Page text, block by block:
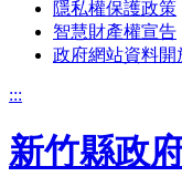
隱私權保護政策
智慧財產權宣告
政府網站資料開
:::
新竹縣政